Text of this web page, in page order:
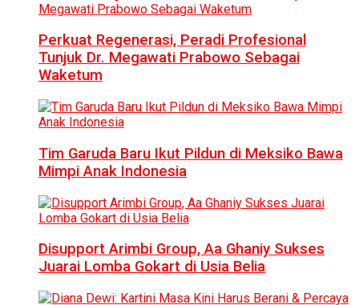
Perkuat Regenerasi, Peradi Profesional
Tunjuk Dr. Megawati Prabowo Sebagai
Waketum
Tim Garuda Baru Ikut Pildun di Meksiko Bawa
Mimpi Anak Indonesia
Disupport Arimbi Group, Aa Ghaniy Sukses
Juarai Lomba Gokart di Usia Belia